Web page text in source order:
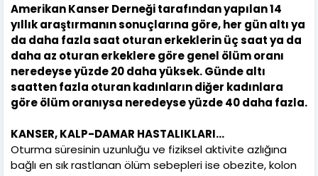
Amerikan Kanser Derneği tarafından yapılan 14
yıllık araştırmanın sonuçlarına göre, her gün altı ya
da daha fazla saat oturan erkeklerin üç saat ya da
daha az oturan erkeklere göre genel ölüm oranı
neredeyse yüzde 20 daha yüksek. Günde altı
saatten fazla oturan kadınların diğer kadınlara
göre ölüm oranıysa neredeyse yüzde 40 daha fazla.
KANSER, KALP-DAMAR HASTALIKLARI...
Oturma süresinin uzunluğu ve fiziksel aktivite azlığına
bağlı en sık rastlanan ölüm sebepleri ise obezite, kolon